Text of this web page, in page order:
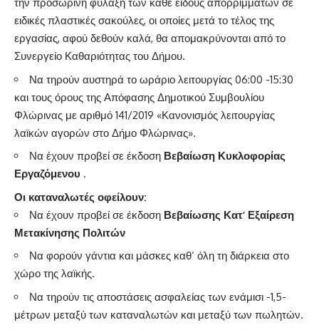
την προσωρινή φύλαξη των κάθε είδους απορριμμάτων σε
ειδικές πλαστικές σακούλες, οι οποίες μετά το τέλος της
εργασίας, αφού δεθούν καλά, θα απομακρύνονται από το
Συνεργείο Καθαριότητας του Δήμου.
Να τηρούν αυστηρά το ωράριο λειτουργίας 06:00 -15:30
και τους όρους της Απόφασης Δημοτικού Συμβουλίου
Φλώρινας με αριθμό 141/2019 «Κανονισμός λειτουργίας
λαϊκών αγορών στο Δήμο Φλώρινας».
Να έχουν προβεί σε έκδοση Βεβαίωση Κυκλοφορίας
Εργαζόμενου .
Οι καταναλωτές οφείλουν:
Να έχουν προβεί σε έκδοση Βεβαίωσης Κατ’ Εξαίρεση
Μετακίνησης Πολιτών
Να φορούν γάντια και μάσκες καθ’ όλη τη διάρκεια στο
χώρο της λαϊκής.
Να τηρούν τις αποστάσεις ασφαλείας των ενάμισι -1,5-
μέτρων μεταξύ των καταναλωτών και μεταξύ των πωλητών.